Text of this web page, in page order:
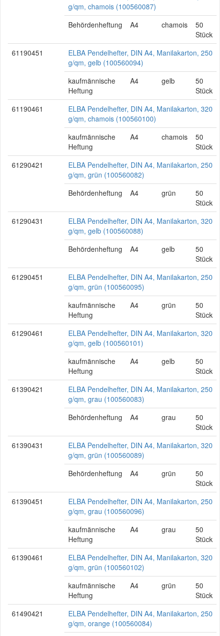
g/qm, chamois (100560087)
Behördenheftung
A4 chamois
50
Stück
61190451
ELBA Pendelhefter, DIN A4, Manilakarton, 250
g/qm, gelb (100560094)
kaufmännische
Heftung
A4 gelb
50
Stück
61190461
ELBA Pendelhefter, DIN A4, Manilakarton, 320
g/qm, chamois (100560100)
kaufmännische
Heftung
A4 chamois
50
Stück
61290421
ELBA Pendelhefter, DIN A4, Manilakarton, 250
g/qm, grün (100560082)
Behördenheftung
A4 grün
50
Stück
61290431
ELBA Pendelhefter, DIN A4, Manilakarton, 320
g/qm, gelb (100560088)
Behördenheftung
A4 gelb
50
Stück
61290451
ELBA Pendelhefter, DIN A4, Manilakarton, 250
g/qm, grün (100560095)
kaufmännische
Heftung
A4 grün
50
Stück
61290461
ELBA Pendelhefter, DIN A4, Manilakarton, 320
g/qm, gelb (100560101)
kaufmännische
Heftung
A4 gelb
50
Stück
61390421
ELBA Pendelhefter, DIN A4, Manilakarton, 250
g/qm, grau (100560083)
Behördenheftung
A4 grau
50
Stück
61390431
ELBA Pendelhefter, DIN A4, Manilakarton, 320
g/qm, grün (100560089)
Behördenheftung
A4 grün
50
Stück
61390451
ELBA Pendelhefter, DIN A4, Manilakarton, 250
g/qm, grau (100560096)
kaufmännische
Heftung
A4 grau
50
Stück
61390461
ELBA Pendelhefter, DIN A4, Manilakarton, 320
g/qm, grün (100560102)
kaufmännische
Heftung
A4 grün
50
Stück
61490421
ELBA Pendelhefter, DIN A4, Manilakarton, 250
g/qm, orange (100560084)